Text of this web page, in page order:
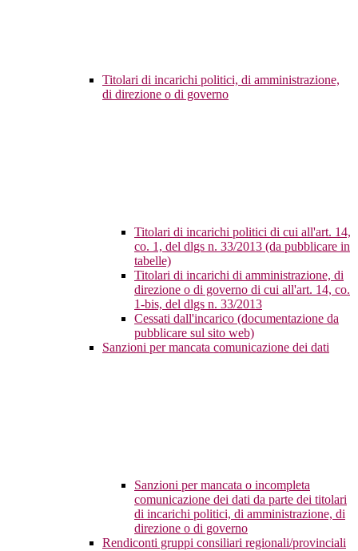
Titolari di incarichi politici, di amministrazione,
di direzione o di governo
Titolari di incarichi politici di cui all'art. 14,
co. 1, del dlgs n. 33/2013 (da pubblicare in
tabelle)
Titolari di incarichi di amministrazione, di
direzione o di governo di cui all'art. 14, co.
1-bis, del dlgs n. 33/2013
Cessati dall'incarico (documentazione da
pubblicare sul sito web)
Sanzioni per mancata comunicazione dei dati
Sanzioni per mancata o incompleta
comunicazione dei dati da parte dei titolari
di incarichi politici, di amministrazione, di
direzione o di governo
Rendiconti gruppi consiliari regionali/provinciali